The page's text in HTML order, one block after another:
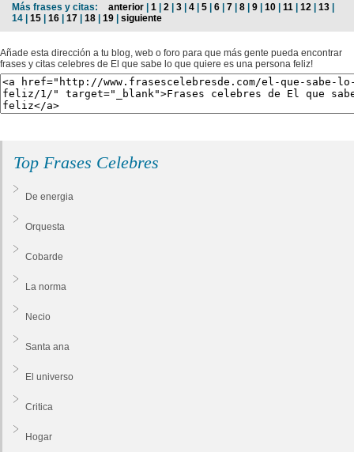
Más frases y citas: anterior | 1 | 2 | 3 | 4 | 5 | 6 | 7 | 8 | 9 | 10 | 11 | 12 | 13 |
14 | 15 | 16 | 17 | 18 | 19 | siguiente
Añade esta dirección a tu blog, web o foro para que más gente pueda encontrar
frases y citas celebres de El que sabe lo que quiere es una persona feliz!
Top Frases Celebres
De energia
Orquesta
Cobarde
La norma
Necio
Santa ana
El universo
Critica
Hogar